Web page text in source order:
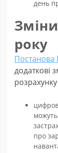
день
року
Постанова
додаткові
про